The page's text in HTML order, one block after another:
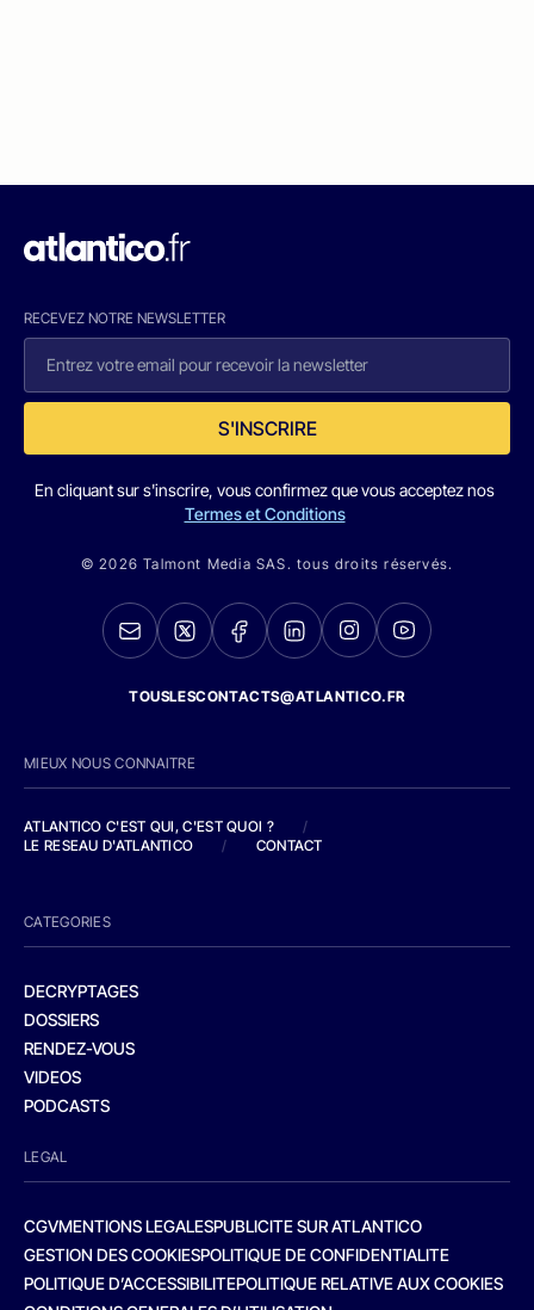
RECEVEZ NOTRE NEWSLETTER
S'INSCRIRE
En cliquant sur s'inscrire, vous confirmez que vous acceptez nos
Termes et Conditions
© 2026 Talmont Media SAS. tous droits réservés.
TOUSLESCONTACTS@ATLANTICO.FR
MIEUX NOUS CONNAITRE
ATLANTICO C'EST QUI, C'EST QUOI ?
/
LE RESEAU D'ATLANTICO
/ CONTACT
CATEGORIES
DECRYPTAGES
DOSSIERS
RENDEZ-VOUS
VIDEOS
PODCASTS
LEGAL
CGVMENTIONS LEGALESPUBLICITE SUR ATLANTICO
GESTION DES COOKIESPOLITIQUE DE CONFIDENTIALITE
POLITIQUE D’ACCESSIBILITEPOLITIQUE RELATIVE AUX COOKIES